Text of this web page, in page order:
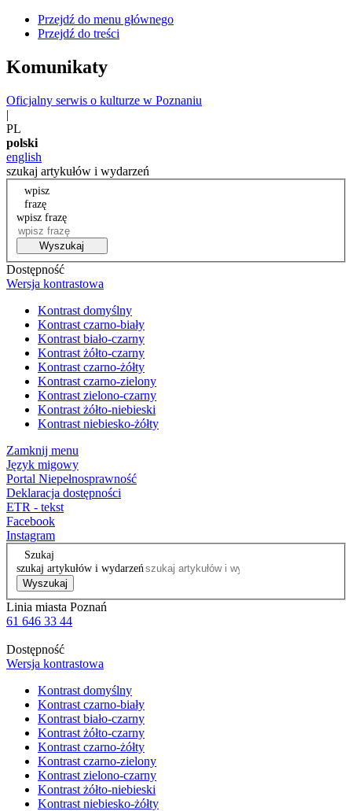
Przejdź do menu głównego
Przejdź do treści
Komunikaty
Oficjalny serwis o kulturze w Poznaniu
|
PL
polski
english
szukaj artykułów i wydarzeń
wpisz
frazę
wpisz frazę
Wyszukaj
Dostępność
Wersja kontrastowa
Kontrast domyślny
Kontrast czarno-biały
Kontrast biało-czarny
Kontrast żółto-czarny
Kontrast czarno-żółty
Kontrast czarno-zielony
Kontrast zielono-czarny
Kontrast żółto-niebieski
Kontrast niebiesko-żółty
Zamknij menu
Język migowy
Portal Niepełnosprawność
Deklaracja dostępności
ETR - tekst
Facebook
Instagram
Szukaj
szukaj artykułów i wydarzeń
Wyszukaj
Linia miasta Poznań
61 646 33 44
Dostępność
Wersja kontrastowa
Kontrast domyślny
Kontrast czarno-biały
Kontrast biało-czarny
Kontrast żółto-czarny
Kontrast czarno-żółty
Kontrast czarno-zielony
Kontrast zielono-czarny
Kontrast żółto-niebieski
Kontrast niebiesko-żółty